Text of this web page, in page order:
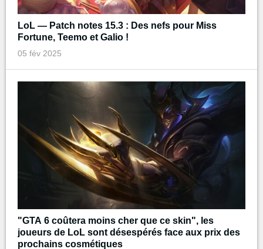
LoL — Patch notes 15.3 : Des nefs pour Miss
Fortune, Teemo et Galio !
05 fév 2025
"GTA 6 coûtera moins cher que ce skin", les
joueurs de LoL sont désespérés face aux prix des
prochains cosmétiques